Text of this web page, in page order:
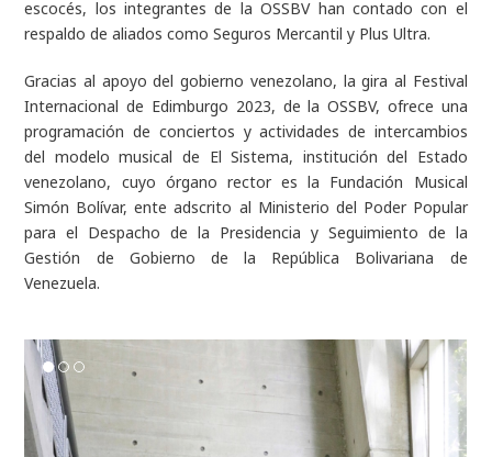
escocés, los integrantes de la OSSBV han contado con el
respaldo de aliados como Seguros Mercantil y Plus Ultra.
Gracias al apoyo del gobierno venezolano, la gira al Festival
Internacional de Edimburgo 2023, de la OSSBV, ofrece una
programación de conciertos y actividades de intercambios
del modelo musical de El Sistema, institución del Estado
venezolano, cuyo órgano rector es la Fundación Musical
Simón Bolívar, ente adscrito al Ministerio del Poder Popular
para el Despacho de la Presidencia y Seguimiento de la
Gestión de Gobierno de la República Bolivariana de
Venezuela.